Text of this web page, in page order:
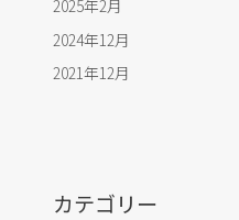
2025年2月
2024年12月
2021年12月
カテゴリー